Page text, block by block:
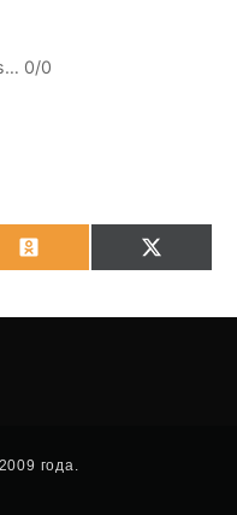
0/0
OdnoklassnikiX
года.